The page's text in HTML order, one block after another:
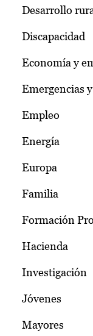
Desarrollo
Discapacidad
Economía y
Emergencias
Empleo
Energía
Europa
Familia
Formación
Hacienda
Investigación
Jóvenes
Mayores